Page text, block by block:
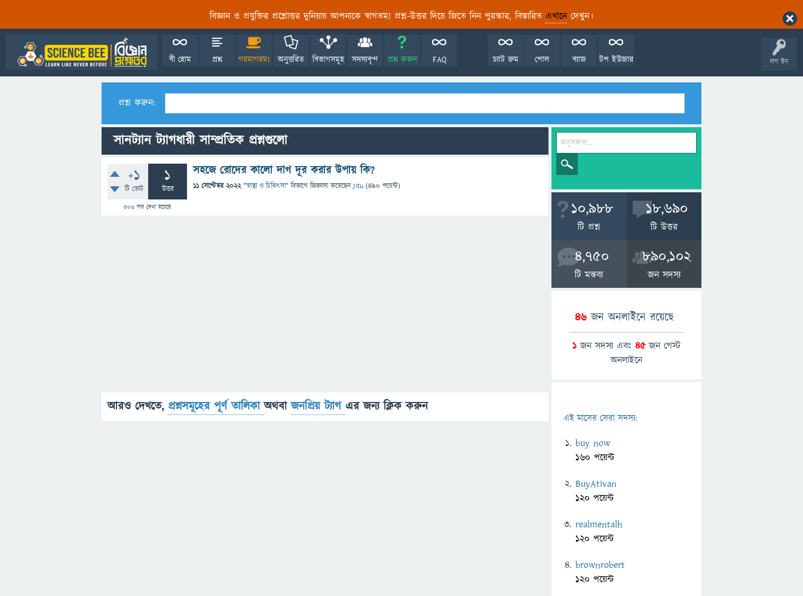
বিজ্ঞান ও প্রযুক্তির প্রশ্নোত্তর দুনিয়ায় আপনাকে স্বাগতম! প্রশ্ন-উত্তর দিয়ে জিতে নিন পুরস্কার, বিস্তারিত এখানেদেখুন।
লগ ইন
বী হোম প্রশ্ন গরমাগরম! অনুত্তরিত বিভাগসমূহ সদস্যবৃন্দ প্রশ্ন করুন FAQ টপ ইউজার
ব্যাজ
পোল
চ্যাট রুম
প্রশ্ন করুন:
সানট্যান ট্যাগধারী সাম্প্রতিক প্রশ্নগুলো
+1
টি ভোট
1
উত্তর
506 বার দেখা হয়েছে
সহজে রোদের কালো দাগ দূর করার উপায় কি?
11 সেপ্টেম্বর 2022 "স্বাস্থ্য ও চিকিৎসা" বিভাগে জিজ্ঞাসাকরেছেনJitu (490 পয়েন্ট)
আরও দেখতে, প্রশ্নসমূহের পূর্ণ তালিকাঅথবাজনপ্রিয় ট্যাগ এর জন্য ক্লিক করুন
10,988
টি প্রশ্ন
18,690
টি উত্তর
4,750
টি মন্তব্য
890,102
জন সদস্য
46জন অনলাইনে রয়েছে
1 জন সদস্য এবং 45জন গেস্ট
অনলাইনে
এই মাসের সেরা সদস্য:
buy now
160 পয়েন্ট
BuyAtivan
120 পয়েন্ট
realmentalh
120 পয়েন্ট
brownrobert
120 পয়েন্ট